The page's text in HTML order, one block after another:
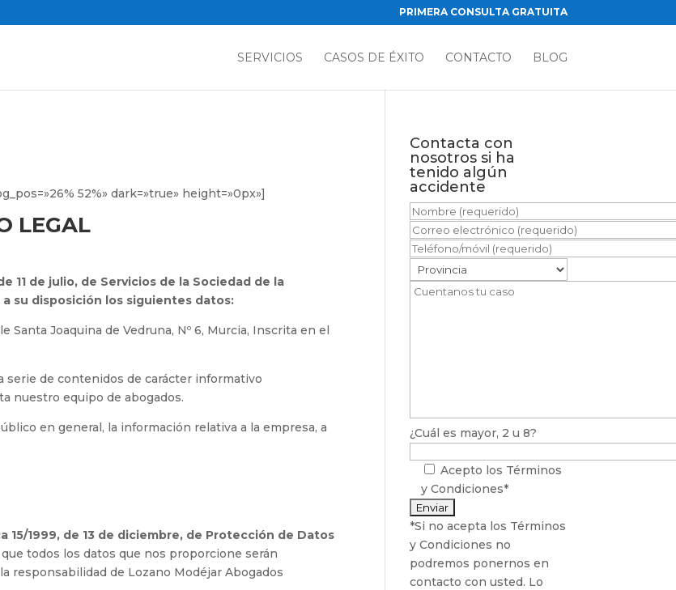
PRIMERA CONSULTA GRATUITA
SERVICIOS CASOS DE ÉXITO CONTACTO BLOG
52%» dark=»true» height=»0px»]
LEGAL
11 de julio, de Servicios de la Sociedad de la
su disposición los siguientes datos:
Santa Joaquina de Vedruna, Nº 6, Murcia, Inscrita en el
serie de contenidos de carácter informativo
nuestro equipo de abogados.
en general, la información relativa a la empresa, a
15/1999, de 13 de diciembre, de Protección de Datos
todos los datos que nos proporcione serán
responsabilidad de Lozano Modéjar Abogados
Contacta con
nosotros si ha
tenido algún
accidente
¿Cuál es mayor, 2 u 8?
Acepto los Términos
y Condiciones*
*Si no acepta los Términos
y Condiciones no
podremos ponernos en
contacto con usted. Lo